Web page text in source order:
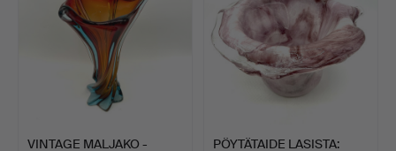
VINTAGE MALJAKO -
PÖYTÄTAIDE LASISTA: